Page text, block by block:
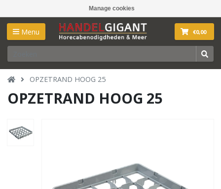
Manage cookies
Menu €0,00
OPZETRAND HOOG 25
OPZETRAND HOOG 25